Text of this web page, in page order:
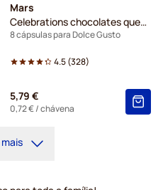
Mars
Celebrations chocolates quentes
8 cápsulas para Dolce Gusto
4.5(328)
5,79 €
0,72 €/ chávena